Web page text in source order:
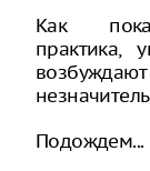
Как
практика,
Подождем...